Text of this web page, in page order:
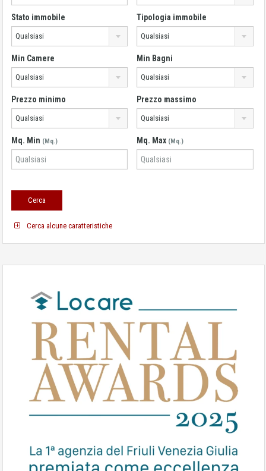
Stato immobile
Qualsiasi
Tipologia immobile
Qualsiasi
Min Camere
Qualsiasi
Min Bagni
Qualsiasi
Prezzo minimo
Qualsiasi
Prezzo massimo
Qualsiasi
Mq. Min (Mq.) Mq. Max (Mq.)
Cerca alcune caratteristiche